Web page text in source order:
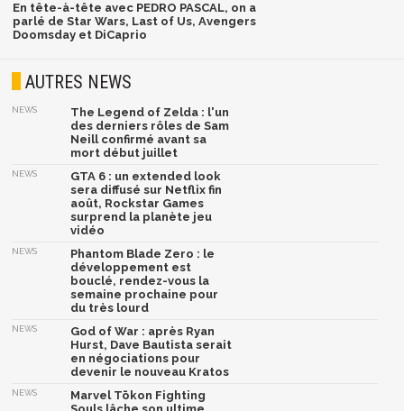
En tête-à-tête avec PEDRO PASCAL, on a
parlé de Star Wars, Last of Us, Avengers
Doomsday et DiCaprio
AUTRES NEWS
NEWS
The Legend of Zelda : l'un
des derniers rôles de Sam
Neill confirmé avant sa
mort début juillet
NEWS
GTA 6 : un extended look
sera diffusé sur Netflix fin
août, Rockstar Games
surprend la planète jeu
vidéo
NEWS
Phantom Blade Zero : le
développement est
bouclé, rendez-vous la
semaine prochaine pour
du très lourd
NEWS
God of War : après Ryan
Hurst, Dave Bautista serait
en négociations pour
devenir le nouveau Kratos
NEWS
Marvel Tōkon Fighting